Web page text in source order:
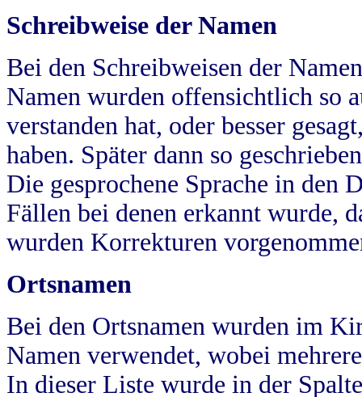
Schreibweise der Namen
Bei den Schreibweisen der
Namen wurden offensichtlich so
verstanden hat, oder besser
haben. Später dann so
Die gesprochene Sprache in
Fällen bei denen erkannt wurde,
wurden Korrekturen
Ortsnamen
Bei den Ortsnamen wurden im
Namen verwendet, wobei
In dieser Liste wurde in der